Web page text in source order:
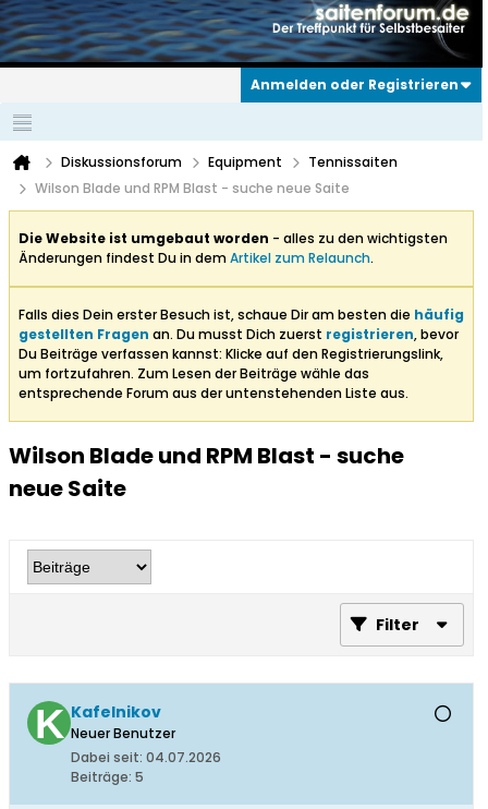
Anmelden oder Registrieren
Diskussionsforum Equipment
Tennissaiten
Wilson Blade und RPM Blast - suche neue Saite
Die Website ist umgebaut worden - alles zu den wichtigsten
Änderungen findest Du in demArtikel zum Relaunch.
Falls dies Dein erster Besuch ist, schaue Dir am besten die häufig
gestellten Fragen an. Du musst Dich zuerst registrieren, bevor
Du Beiträge verfassen kannst: Klicke auf den Registrierungslink,
um fortzufahren. Zum Lesen der Beiträge wähle das
entsprechende Forum aus der untenstehenden Liste aus.
Wilson Blade und RPM Blast - suche
neue Saite
Filter
Kafelnikov
Neuer Benutzer
Dabei seit: 04.07.2026
Beiträge: 5